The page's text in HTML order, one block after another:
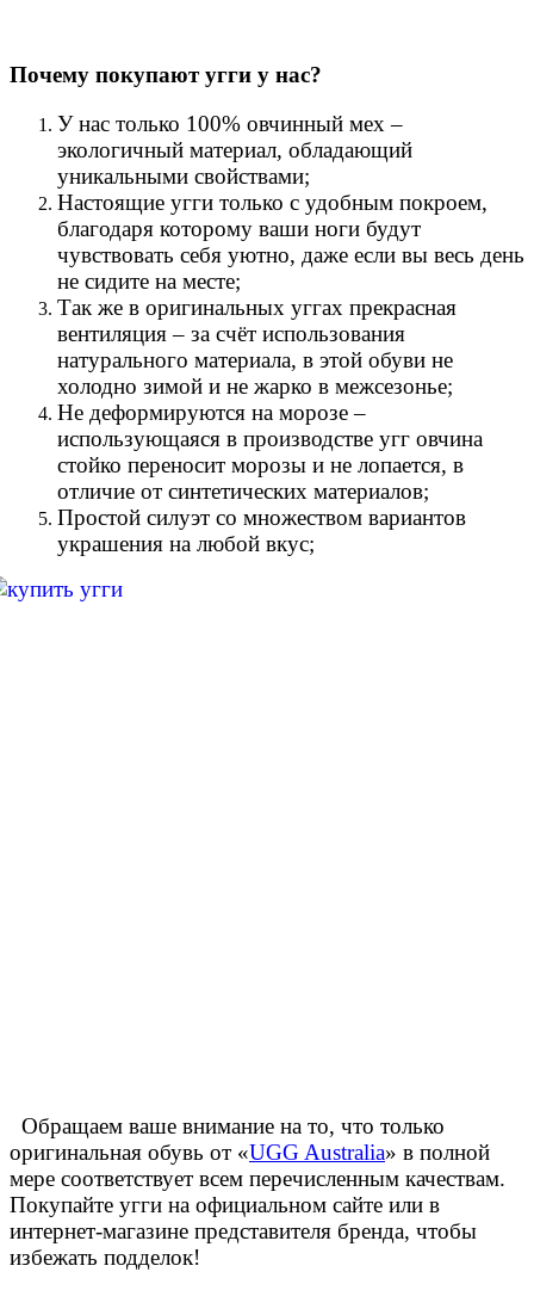
Почему покупают угги у нас?
У нас только 100% овчинный мех –
экологичный материал, обладающий
уникальными свойствами;
Настоящие угги только с удобным покроем,
благодаря которому ваши ноги будут
чувствовать себя уютно, даже если вы весь день
не сидите на месте;
Так же в оригинальных уггах прекрасная
вентиляция – за счёт использования
натурального материала, в этой обуви не
холодно зимой и не жарко в межсезонье;
Не деформируются на морозе –
использующаяся в производстве угг овчина
стойко переносит морозы и не лопается, в
отличие от синтетических материалов;
Простой силуэт со множеством вариантов
украшения на любой вкус;
Обращаем ваше внимание на то, что только
оригинальная обувь от «UGG Australia» в полной
мере соответствует всем перечисленным качествам.
Покупайте угги на официальном сайте или в
интернет-магазине представителя бренда, чтобы
избежать подделок!